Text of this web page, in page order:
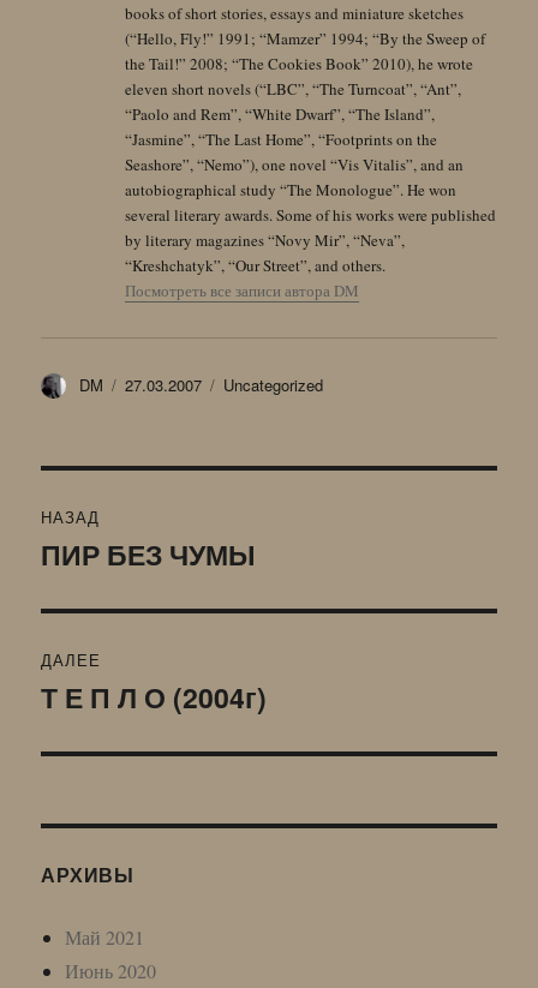
books of short stories, essays and miniature sketches
(“Hello, Fly!” 1991; “Mamzer” 1994; “By the Sweep of
the Tail!” 2008; “The Cookies Book” 2010), he wrote
eleven short novels (“LBC”, “The Turncoat”, “Ant”,
“Paolo and Rem”, “White Dwarf”, “The Island”,
“Jasmine”, “The Last Home”, “Footprints on the
Seashore”, “Nemo”), one novel “Vis Vitalis”, and an
autobiographical study “The Monologue”. He won
several literary awards. Some of his works were published
by literary magazines “Novy Mir”, “Neva”,
“Kreshchatyk”, “Our Street”, and others.
Посмотреть все записи автора DM
Автор
DM Опубликовано
27.03.2007 Рубрики
Uncategorized
по
НАЗАД
Предыдущая
ПИР БЕЗ ЧУМЫ
ДАЛЕЕ
Следующая
Т Е П Л О (2004г)
АРХИВЫ
Май 2021
Июнь 2020